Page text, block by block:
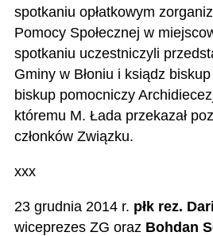
spotkaniu opłatkowym
Pomocy Społecznej w
spotkaniu uczestniczyli
Gminy w Błoniu i ksiądz
biskup pomocniczy
któremu M. Łada przekazał
członków Związku.
xxx
23 grudnia 2014 r. płk rez.
wiceprezes ZG oraz Bohdan